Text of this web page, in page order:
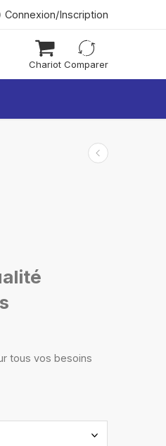
Connexion/Inscription
Chariot Comparer
tous vos besoins